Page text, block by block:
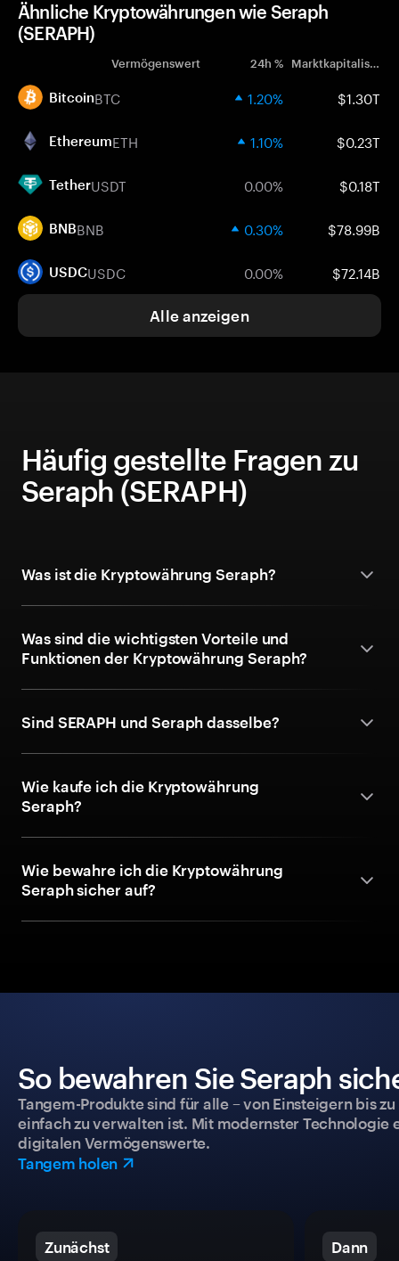
Ähnliche Kryptowährungen wie Seraph
(SERAPH)
Vermögenswert 24h % Marktkapitalisierung
BitcoinBTC 1.20% $1.30T
EthereumETH 1.10% $0.23T
TetherUSDT 0.00% $0.18T
BNBBNB 0.30% $78.99B
USDCUSDC 0.00% $72.14B
Alle anzeigen
Häufig gestellte Fragen zu
Seraph (SERAPH)
Was ist die Kryptowährung Seraph?
Was sind die wichtigsten Vorteile und
Funktionen der Kryptowährung Seraph?
Sind SERAPH und Seraph dasselbe?
Wie kaufe ich die Kryptowährung
Seraph?
Wie bewahre ich die Kryptowährung
Seraph sicher auf?
So bewahren Sie Seraph
Tangem-Produkte sind für alle – von Einsteigern bis
einfach zu verwalten ist. Mit modernster
digitalen Vermögenswerte.
Tangem holen
Zunächst Dann